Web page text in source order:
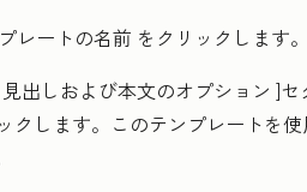
レートの名前 をクリックします。
見出しおよび本文のオプション ]セ
クします。このテンプレートを